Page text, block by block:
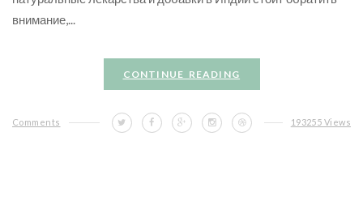
внимание,...
CONTINUE READING
Comments 193255 Views